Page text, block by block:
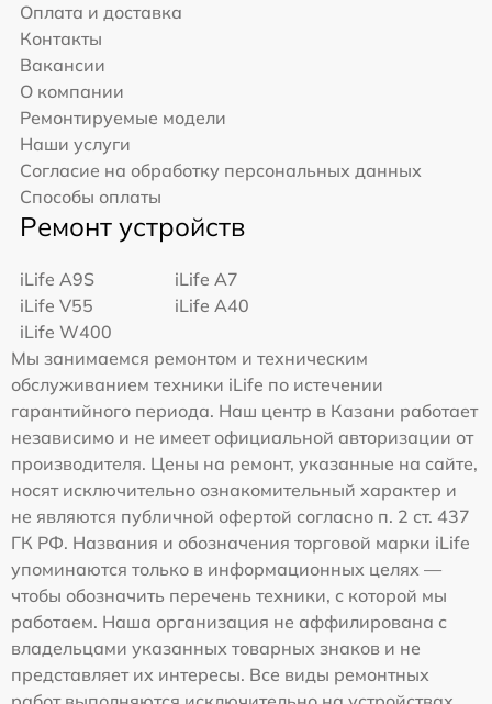
Оплата и доставка
Контакты
Вакансии
О компании
Ремонтируемые модели
Наши услуги
Согласие на обработку персональных данных
Способы оплаты
Ремонт устройств
iLife A9S
iLife A7
iLife V55
iLife A40
iLife W400
Мы занимаемся ремонтом и техническим
обслуживанием техники iLife по истечении
гарантийного периода. Наш центр в Казани работает
независимо и не имеет официальной авторизации от
производителя. Цены на ремонт, указанные на сайте,
носят исключительно ознакомительный характер и
не являются публичной офертой согласно п. 2 ст. 437
ГК РФ. Названия и обозначения торговой марки iLife
упоминаются только в информационных целях —
чтобы обозначить перечень техники, с которой мы
работаем. Наша организация не аффилирована с
владельцами указанных товарных знаков и не
представляет их интересы. Все виды ремонтных